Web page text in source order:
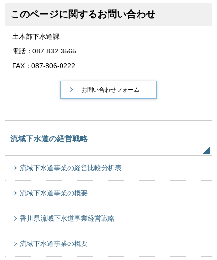
このページに関するお問い合わせ
土木部下水道課
電話：087-832-3565
FAX：087-806-0222
流域下水道の経営戦略
流域下水道事業の経営比較分析表
流域下水道事業の概要
香川県流域下水道事業経営戦略
流域下水道事業の概要